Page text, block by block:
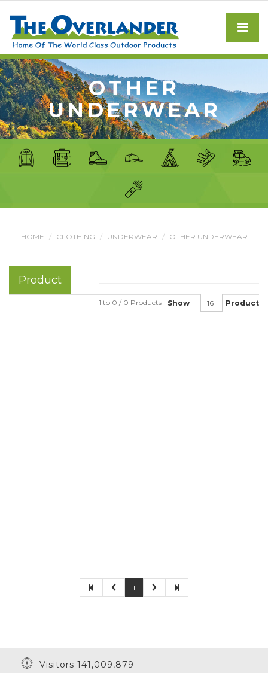
OTHER
UNDERWEAR
HOME CLOTHING UNDERWEAR OTHER UNDERWEAR
Product
Show Product
1 to 0 / 0 Products
1
Visitors 141,009,879